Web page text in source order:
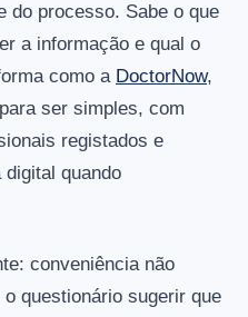
do processo. Sabe o que
a informação e qual o
como a DoctorNow,
ser simples, com
registados e
quando
conveniência não
questionário sugerir que